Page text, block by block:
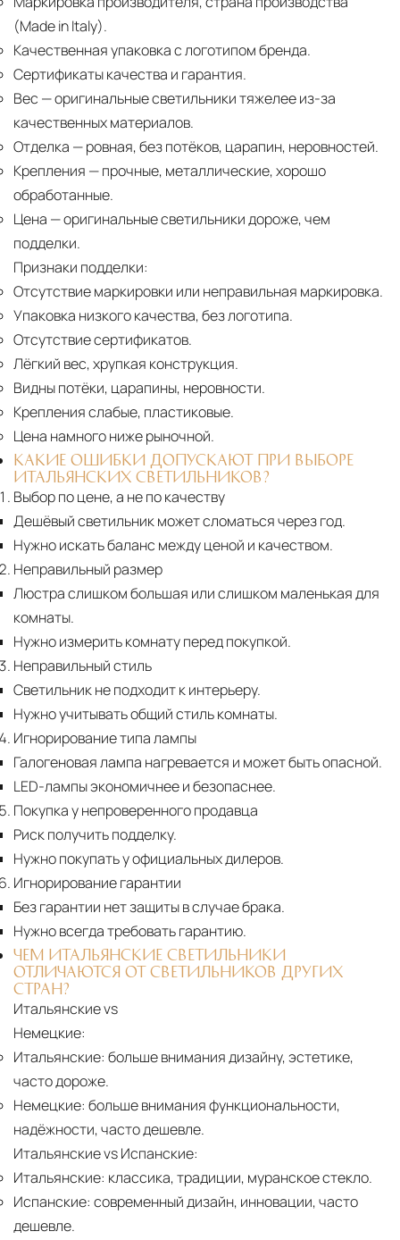
(Made in Italy).
Качественная упаковка с логотипом бренда.
Сертификаты качества и гарантия.
Вес — оригинальные светильники тяжелее из-за
качественных материалов.
Отделка — ровная, без потёков, царапин, неровностей.
Крепления — прочные, металлические, хорошо
обработанные.
Цена — оригинальные светильники дороже, чем
подделки.
Признаки подделки:
Отсутствие маркировки или неправильная маркировка.
Упаковка низкого качества, без логотипа.
Отсутствие сертификатов.
Лёгкий вес, хрупкая конструкция.
Видны потёки, царапины, неровности.
Крепления слабые, пластиковые.
Цена намного ниже рыночной.
КАКИЕ ОШИБКИ ДОПУСКАЮТ ПРИ ВЫБОРЕ
ИТАЛЬЯНСКИХ СВЕТИЛЬНИКОВ?
Выбор по цене, а не по качеству
Дешёвый светильник может сломаться через год.
Нужно искать баланс между ценой и качеством.
Неправильный размер
Люстра слишком большая или слишком маленькая для
комнаты.
Нужно измерить комнату перед покупкой.
Неправильный стиль
Светильник не подходит к интерьеру.
Нужно учитывать общий стиль комнаты.
Игнорирование типа лампы
Галогеновая лампа нагревается и может быть опасной.
LED-лампы экономичнее и безопаснее.
Покупка у непроверенного продавца
Риск получить подделку.
Нужно покупать у официальных дилеров.
Игнорирование гарантии
Без гарантии нет защиты в случае брака.
Нужно всегда требовать гарантию.
ЧЕМ ИТАЛЬЯНСКИЕ СВЕТИЛЬНИКИ
ОТЛИЧАЮТСЯ ОТ СВЕТИЛЬНИКОВ ДРУГИХ
СТРАН?
Итальянские vs
Немецкие:
Итальянские: больше внимания дизайну, эстетике,
часто дороже.
Немецкие: больше внимания функциональности,
надёжности, часто дешевле.
Итальянские vs Испанские:
Итальянские: классика, традиции, муранское стекло.
Испанские: современный дизайн, инновации, часто
дешевле.